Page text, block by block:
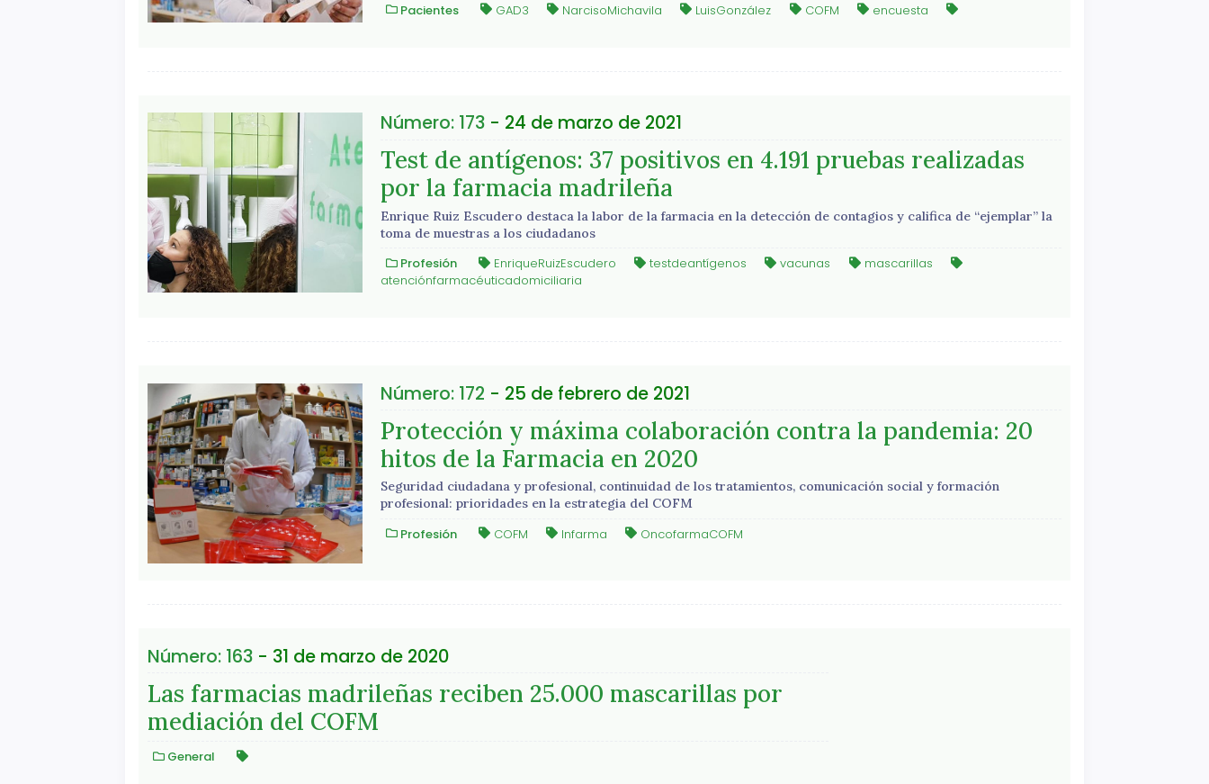
Pacientes GAD3 NarcisoMichavila LuisGonzález COFM encuesta
Número: 173- 24 de marzo de 2021
Test de antígenos: 37 positivos en 4.191 pruebas realizadas
por la farmacia madrileña
Enrique Ruiz Escudero destaca la labor de la farmacia en la detección de contagios y califica de “ejemplar” la
toma de muestras a los ciudadanos
Profesión EnriqueRuizEscudero testdeantígenos vacunas
mascarillas
atenciónfarmacéuticadomiciliaria
Número: 172 - 25 de febrero de 2021
Protección y máxima colaboración contra la pandemia: 20
hitos de la Farmacia en 2020
Seguridad ciudadana y profesional, continuidad de los tratamientos, comunicación social y formación
profesional: prioridades en la estrategia del COFM
Profesión COFM Infarma OncofarmaCOFM
Número: 163- 31 de marzo de 2020
Las farmacias madrileñas reciben 25.000 mascarillas por
mediación del COFM
General